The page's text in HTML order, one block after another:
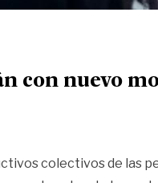
con nuevo
colectivos de las